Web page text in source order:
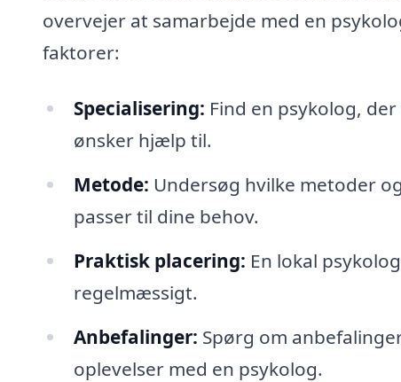
overvejer at samarbejde med en
faktorer:
Specialisering: Find en psykolog,
ønsker hjælp til.
Metode: Undersøg hvilke metoder
passer til dine behov.
Praktisk placering: En lokal
regelmæssigt.
Anbefalinger: Spørg om
oplevelser med en psykolog.